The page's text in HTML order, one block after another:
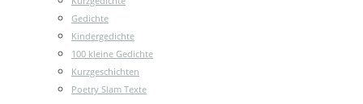
Gedichte
Kindergedichte
100 kleine Gedichte
Kurzgeschichten
Poetry Slam Texte